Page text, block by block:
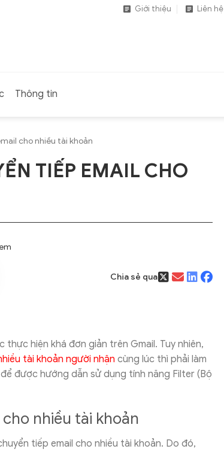
Giới thiệu Liên hệ
Thông tin
cho nhiều tài khoản
TIẾP EMAIL CHO
Chia sẻ qua
hiện khá đơn giản trên Gmail. Tuy nhiên,
tài khoản người nhận cùng lúc thì phải làm
được hướng dẫn sử dụng tính năng Filter (Bộ
nhiều tài khoản
tiếp email cho nhiều tài khoản. Do đó,